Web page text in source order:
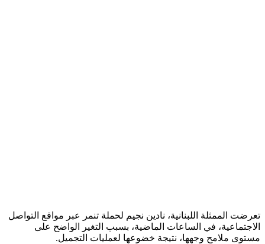
تعرضت الممثلة اللبنانية، نادين نجيم لحملة تنمر عبر مواقع التواصل
الاجتماعية، في الساعات الماضية، بسبب التغير الواضح على
مستوى ملامح وجهها، نتيجة خضوعها لعمليات التجميل.